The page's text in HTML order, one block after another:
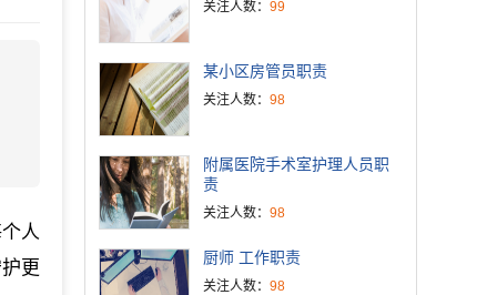
人
更
关注人数： 99
某小区房管员职责
关注人数： 98
附属医院手术室护理人员职
责
关注人数： 98
厨师 工作职责
关注人数： 98